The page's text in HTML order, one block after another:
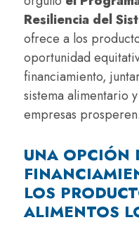
Resiliencia del
ofrece a los
oportunidad
financiamiento,
sistema alimentario
empresas prosperen.
UNA OPCIÓN
LOS
ALIMENTOS